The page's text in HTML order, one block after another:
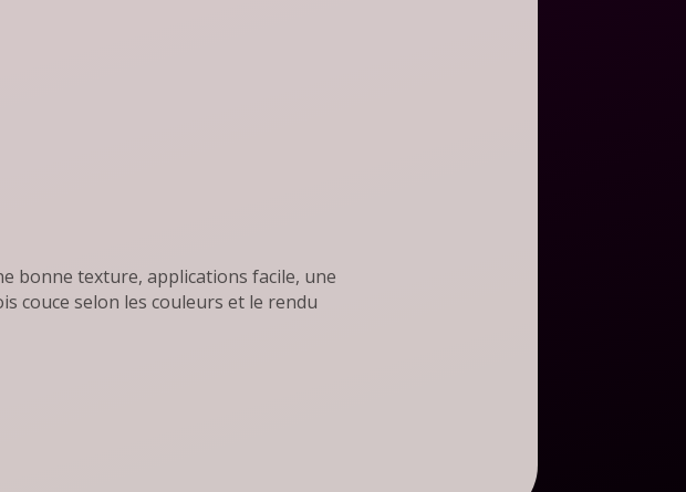
bonne texture, applications facile, une
couce selon les couleurs et le rendu